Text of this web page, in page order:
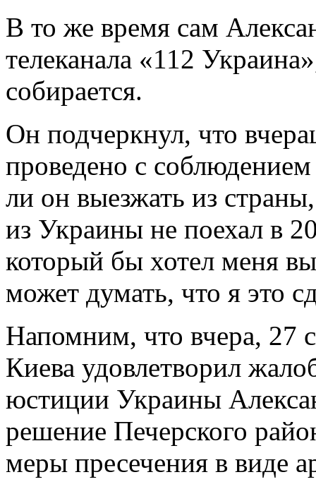
В то же время сам
телеканала «112
собирается.
Он подчеркнул, что
проведено с
ли он выезжать из
из Украины не поехал в
который бы хотел меня
может думать, что я это
Напомним, что вчера, 27
Киева удовлетворил
юстиции Украины
решение Печерского
меры пресечения в виде